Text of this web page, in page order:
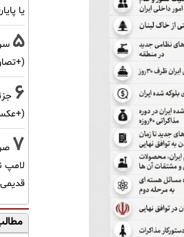
یا
5
6
7
لامپ